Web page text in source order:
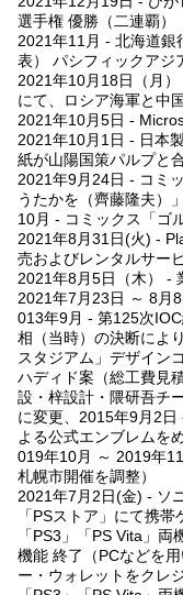
選手権 優勝（二連覇）
2021年11月 - 北海道銀
表） パシフィックアジ
2021年10月18日（月
にて、ロシア海軍と中
2021年10月5日 -
2021年10月1日 - 日本
紙が山陽国策パルプと
2021年9月24日 - コミ
うたかを（齊藤隆夫）
10月 - コミックス「ゴ
2021年8月31日(火) -
売およびレンタルサー
2021年8月5日（木） -
2021年7月23日 ～ 8月
013年9月 - 第125次
相（当時）の決断によ
スタジアム」デザイン
ハディド案（総工費見
設・梓設計・隈研吾チ
に変更、2015年9月2
よる公式エンブレムを
019年10月 ～ 2019年
札幌市開催を調整）
2021年7月2日(金) - ソ
「PSストア」にて携
「PS3」「PS Vita」
機能 終了（PCなどを
ー・ウォレットをクレ